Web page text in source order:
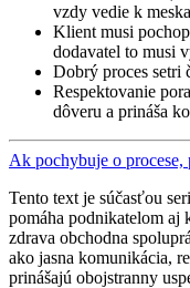
vzdy vedie k
Klient musi
dodavatel to musi
Dobrý proces setri
Respektovanie
dôveru a prináša
Ak pochybuje o
Tento text je súčasťou
pomáha podnikatelom aj
zdrava obchodna
ako jasna komunikácia,
prinášajú obojstranny